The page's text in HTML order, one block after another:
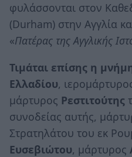
φυλάσσονται στον
(Durham) στην Αγγλία
«Πατέρας της Αγγλικής
Τιμάται επίσης η
Ελλαδίου,
μάρτυρος Ρεστιτούτης
συνοδείας αυτής,
Στρατηλάτου του εκ
Ευσεβιώτου, μάρτυρος